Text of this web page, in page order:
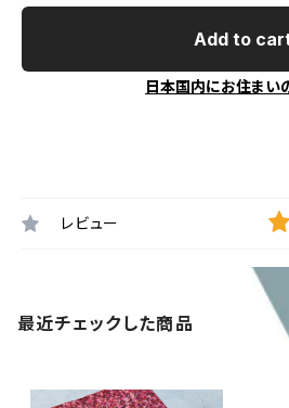
Add to
日本国内にお住まい
レビュー
最近チェックした商品